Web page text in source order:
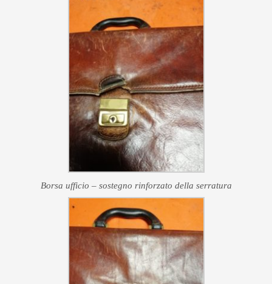
Borsa ufficio – sostegno rinforzato della serratura